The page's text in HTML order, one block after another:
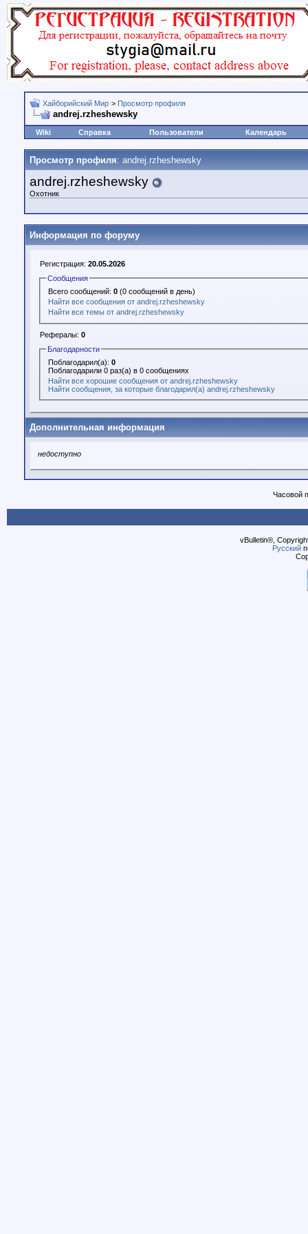
Хайборийский Мир > Просмотр профиля
andrej.rzheshewsky
Wiki Справка Пользователи Календарь
Просмотр профиля: andrej.rzheshewsky
andrej.rzheshewsky
Охотник
Информация по форуму
Регистрация: 20.05.2026
Сообщения
Всего сообщений:0 (0 сообщений в день)
Найти все сообщения от andrej.rzheshewsky
Найти все темы от andrej.rzheshewsky
Рефералы: 0
Благодарности
Поблагодарил(а):0
Поблагодарили 0 раз(а) в 0 сообщениях
Найти все хорошие сообщения от andrej.rzheshewsky
Найти сообщения, за которые благодарил(а) andrej.rzheshewsky
Дополнительная информация
недоступно
Часовой
vBulletin®,
Русский